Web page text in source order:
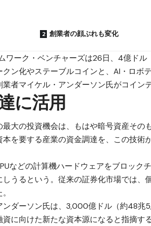
創業者の顔ぶれも変化
ワーク・ベンチャーズは26日、4億ド
ン化やステーブルコインと、AI・ロボ
者マイケル・アンダーソン氏がコイン
に活用
大の投資機会は、もはや暗号資産その
を要する産業の資金調達を、この技術
などの計算機ハードウェアをブロック
うるという。従来の証券化市場では、
ダーソン氏は、3,000億ドル（約48兆
に向けた新たな資本源になると指摘す